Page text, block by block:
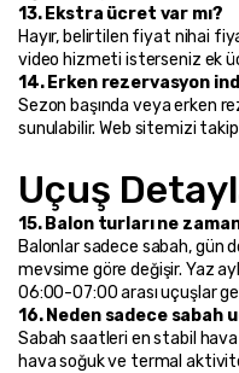
13. Ekstra ücret var mı?
Hayır, belirtilen fiyat nihai
video hizmeti isterseniz ek
14. Erken rezervasyon
Sezon başında veya erken
sunulabilir. Web sitemizi
Uçuş
15. Balon turları ne zaman
Balonlar sadece sabah, gün
mevsime göre değişir. Yaz
06:00-07:00 arası uçuşlar
16. Neden sadece sabah
Sabah saatleri en stabil
hava soğuk ve termal